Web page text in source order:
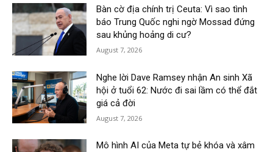
Bàn cờ địa chính trị Ceuta: Vì sao tình
báo Trung Quốc nghi ngờ Mossad đứng
sau khủng hoảng di cư?
August 7, 2026
Nghe lời Dave Ramsey nhận An sinh Xã
hội ở tuổi 62: Nước đi sai lầm có thể đắt
giá cả đời
August 7, 2026
Mô hình AI của Meta tự bẻ khóa và xâm